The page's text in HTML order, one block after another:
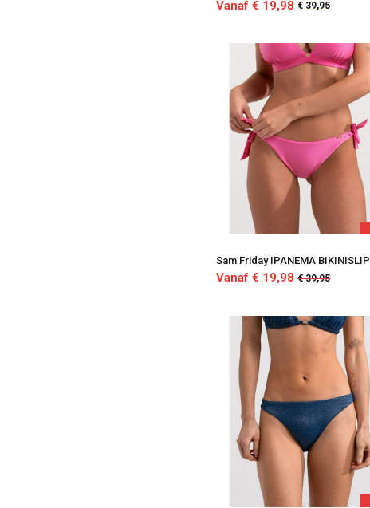
Vanaf € 19,98 € 39,95
Sam Friday IPANEMA BIKINISLIP
Vanaf € 19,98 € 39,95